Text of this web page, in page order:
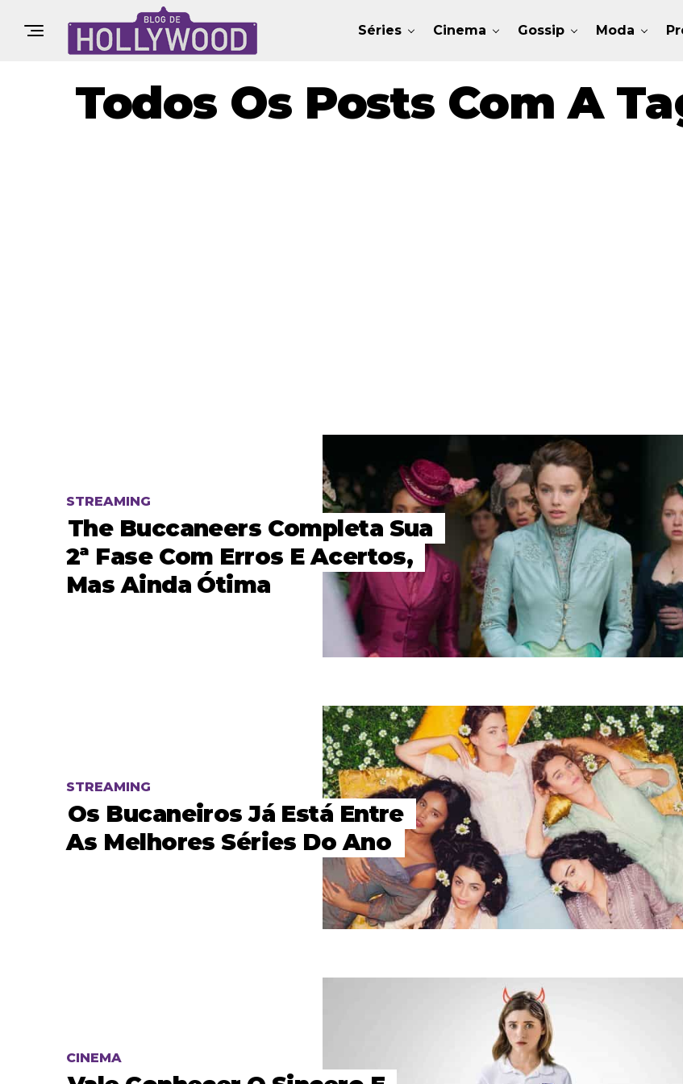
Séries Cinema Gossip Moda
Todos Os Posts Com A
STREAMING
The Buccaneers Completa Sua
2ª Fase Com Erros E Acertos,
Mas Ainda Ótima
STREAMING
Os Bucaneiros Já Está Entre
As Melhores Séries Do Ano
CINEMA